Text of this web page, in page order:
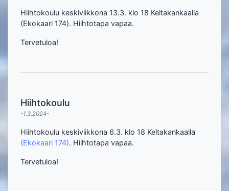
Hiihtokoulu keskiviikkona 13.3. klo 18 Keltakankaalla
(Ekokaari 174). Hiihtotapa vapaa.
Tervetuloa!
Hiihtokoulu
-1.3.2024-
Hiihtokoulu keskiviikkona 6.3. klo 18 Keltakankaalla
(Ekokaari 174). Hiihtotapa vapaa.
Tervetuloa!